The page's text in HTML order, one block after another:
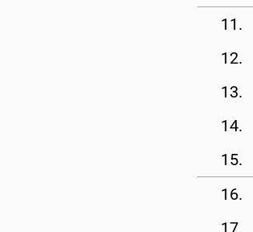
11.
12.
13.
14.
15.
16.
17.